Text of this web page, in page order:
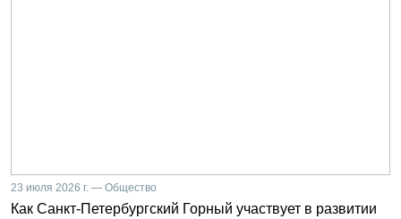
23 июля 2026 г. — Общество
Как Санкт-Петербургский Горный участвует в развитии